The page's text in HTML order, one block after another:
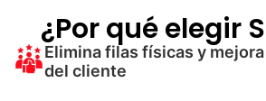
¿Por qué elegir
Elimina filas físicas y
del cliente